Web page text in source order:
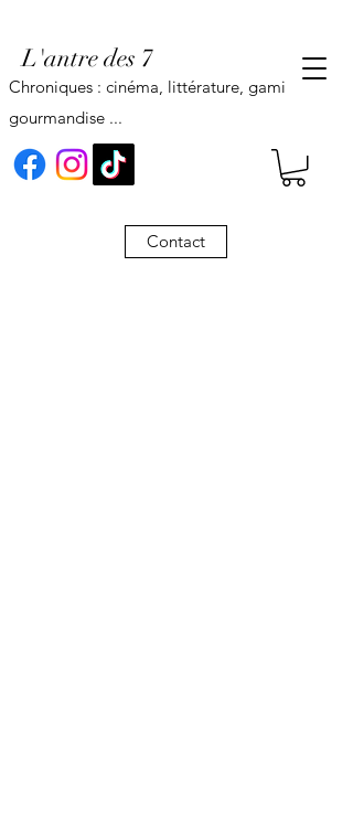
L'antre des 7
Contact
Chroniques : cinéma, littérature, gaming,
gourmandise ...